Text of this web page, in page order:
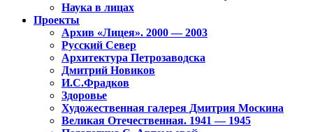
Наука в лицах
Проекты
Архив «Лицея». 2000 — 2003
Русский Север
Архитектура Петрозаводска
Дмитрий Новиков
И.С.Фрадков
Здоровье
Художественная галерея Дмитрия Москина
Великая Отечественная. 1941 — 1945